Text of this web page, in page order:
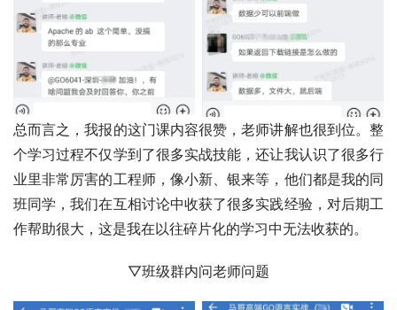
总而言之，我报的这门课内容很赞，老师讲解也很到位。整
个学习过程不仅学到了很多实战技能，还让我认识了很多行
业里非常厉害的工程师，像小新、银来等，他们都是我的同
班同学，我们在互相讨论中收获了很多实践经验，对后期工
作帮助很大，这是我在以往碎片化的学习中无法收获的。
▽班级群内问老师问题